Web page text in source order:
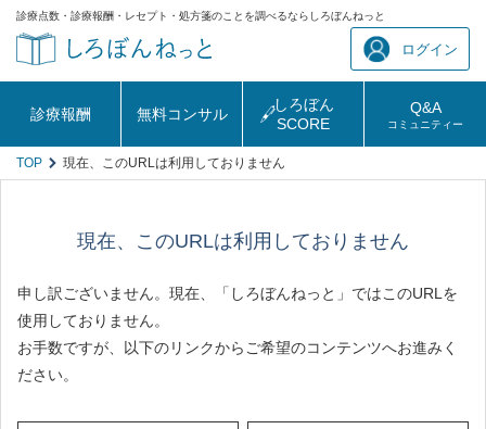
診療点数・診療報酬・レセプト・処方箋のことを調べるならしろぼんねっと
ログイン
診療報酬 無料コンサル
しろぼん
SCORE
Q&A
コミュニティー
TOP 現在、このURLは利用しておりません
現在、このURLは利用しておりません
申し訳ございません。現在、「しろぼんねっと」ではこのURLを
使用しておりません。
お手数ですが、以下のリンクからご希望のコンテンツへお進みく
ださい。